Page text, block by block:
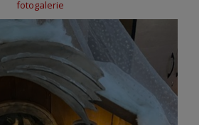
fotogalerie